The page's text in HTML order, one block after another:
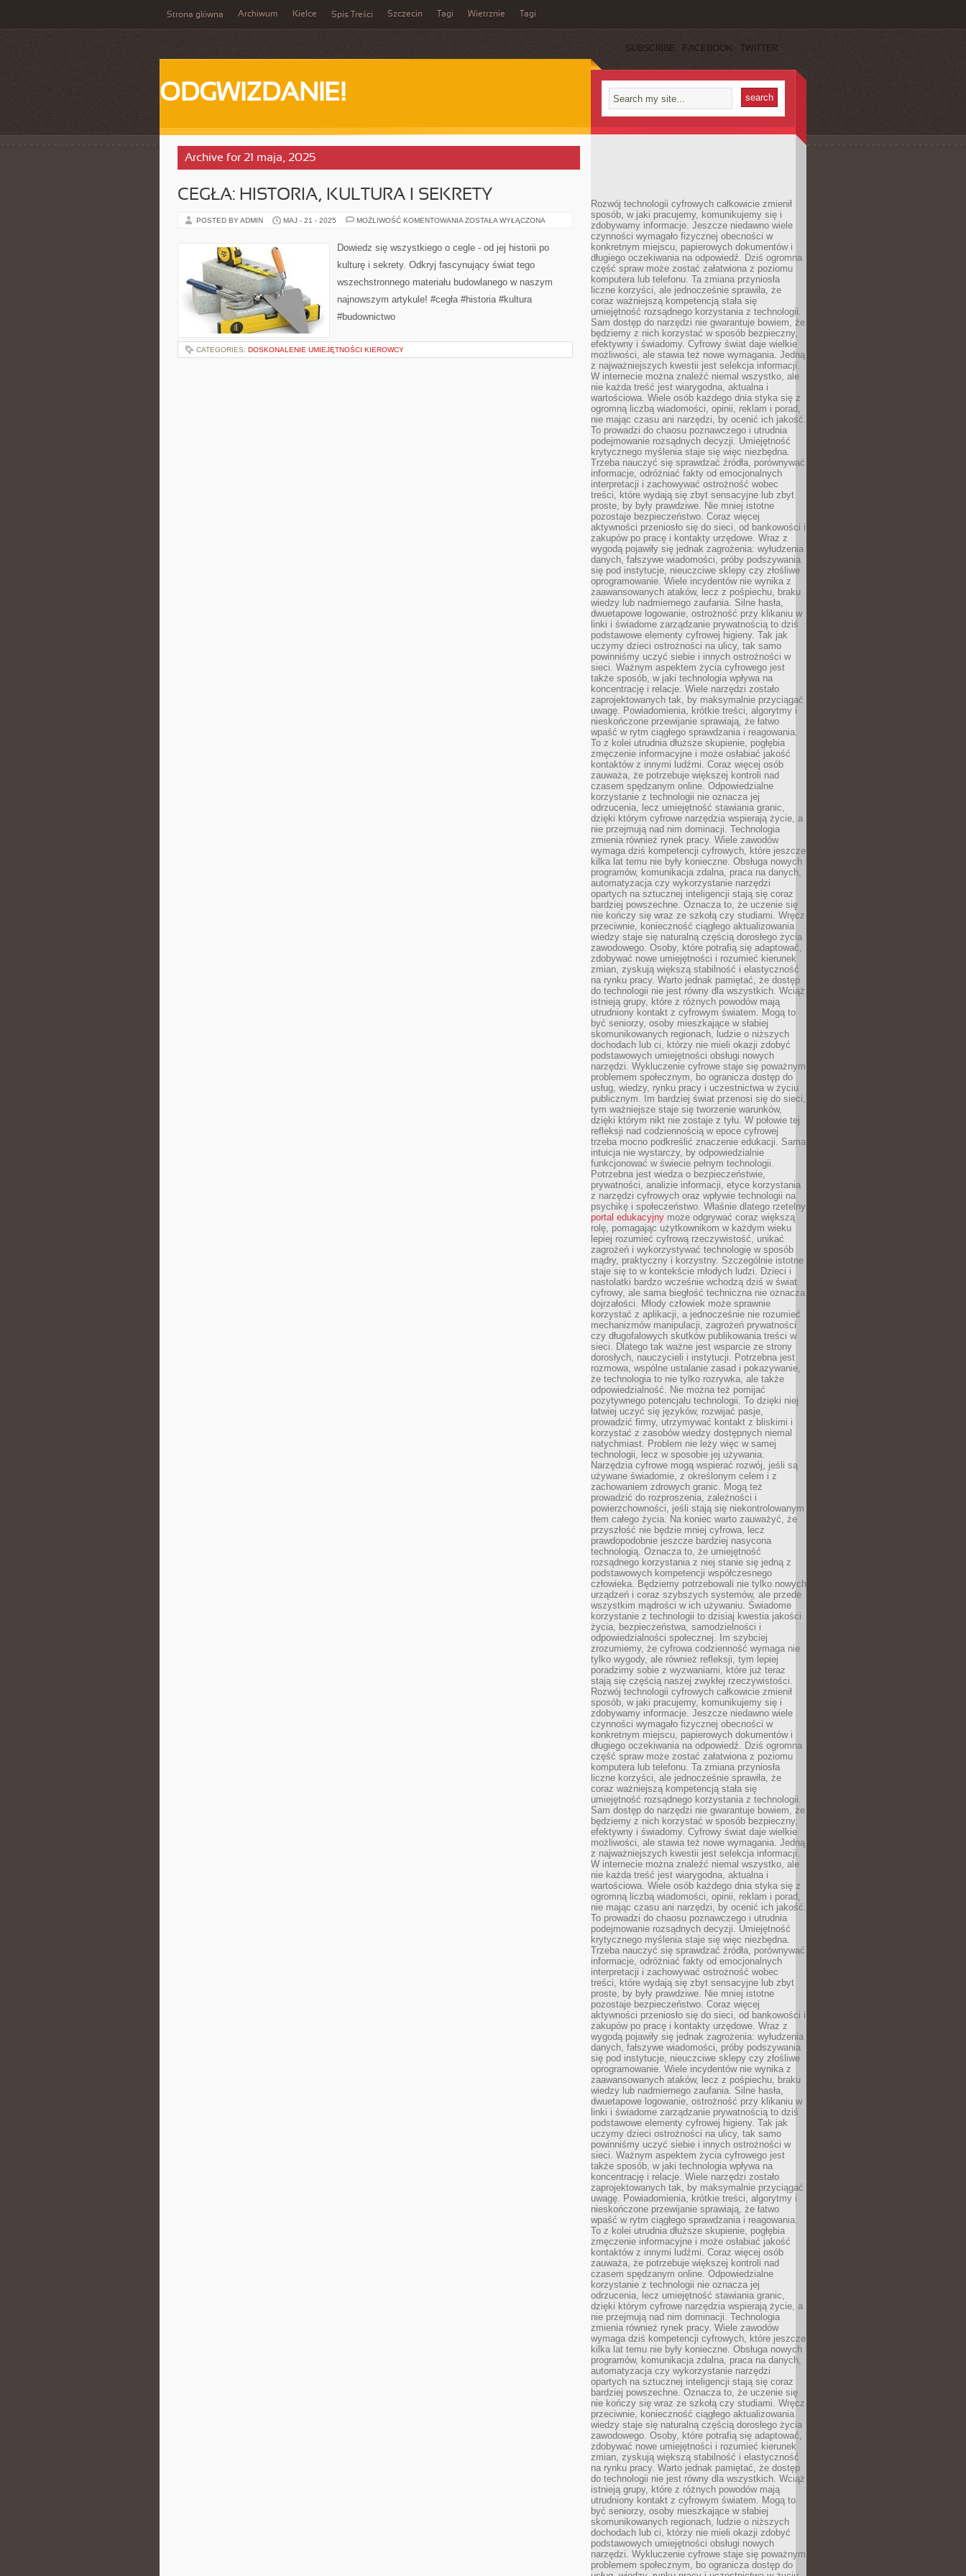
Strona główna Archiwum Kielce Spis Treści Szczecin Tagi Wietrznie Tagi
SUBSCRIBE FACEBOOK TWITTER
ODGWIZDANIE!
Archive for 21 maja, 2025
CEGŁA: HISTORIA, KULTURA I SEKRETY
POSTED BY ADMIN MAJ - 21 - 2025 MOŻLIWOŚĆ KOMENTOWANIA CEGŁA:
SEKRETY
ZOSTAŁA WYŁĄCZONA
Dowiedz się wszystkiego o cegle - od jej historii po
kulturę i sekrety. Odkryj fascynujący świat tego
wszechstronnego materiału budowlanego w naszym
najnowszym artykule! #cegła #historia #kultura
#budownictwo
CATEGORIES: DOSKONALENIE UMIEJĘTNOŚCI KIEROWCY
Rozwój technologii cyfrowych całkowicie zmienił
sposób, w jaki pracujemy, komunikujemy się i
zdobywamy informacje. Jeszcze niedawno wiele
czynności wymagało fizycznej obecności w
konkretnym miejscu, papierowych dokumentów i
długiego oczekiwania na odpowiedź. Dziś ogromna
część spraw może zostać załatwiona z poziomu
komputera lub telefonu. Ta zmiana przyniosła
liczne korzyści, ale jednocześnie sprawiła, że
coraz ważniejszą kompetencją stała się
umiejętność rozsądnego korzystania z technologii.
Sam dostęp do narzędzi nie gwarantuje bowiem, że
będziemy z nich korzystać w sposób bezpieczny,
efektywny i świadomy. Cyfrowy świat daje wielkie
możliwości, ale stawia też nowe wymagania. Jedną
z najważniejszych kwestii jest selekcja informacji.
W internecie można znaleźć niemal wszystko, ale
nie każda treść jest wiarygodna, aktualna i
wartościowa. Wiele osób każdego dnia styka się z
ogromną liczbą wiadomości, opinii, reklam i porad,
nie mając czasu ani narzędzi, by ocenić ich jakość.
To prowadzi do chaosu poznawczego i utrudnia
podejmowanie rozsądnych decyzji. Umiejętność
krytycznego myślenia staje się więc niezbędna.
Trzeba nauczyć się sprawdzać źródła, porównywać
informacje, odróżniać fakty od emocjonalnych
interpretacji i zachowywać ostrożność wobec
treści, które wydają się zbyt sensacyjne lub zbyt
proste, by były prawdziwe. Nie mniej istotne
pozostaje bezpieczeństwo. Coraz więcej
aktywności przeniosło się do sieci, od bankowości i
zakupów po pracę i kontakty urzędowe. Wraz z
wygodą pojawiły się jednak zagrożenia: wyłudzenia
danych, fałszywe wiadomości, próby podszywania
się pod instytucje, nieuczciwe sklepy czy złośliwe
oprogramowanie. Wiele incydentów nie wynika z
zaawansowanych ataków, lecz z pośpiechu, braku
wiedzy lub nadmiernego zaufania. Silne hasła,
dwuetapowe logowanie, ostrożność przy klikaniu w
linki i świadome zarządzanie prywatnością to dziś
podstawowe elementy cyfrowej higieny. Tak jak
uczymy dzieci ostrożności na ulicy, tak samo
powinniśmy uczyć siebie i innych ostrożności w
sieci. Ważnym aspektem życia cyfrowego jest
także sposób, w jaki technologia wpływa na
koncentrację i relacje. Wiele narzędzi zostało
zaprojektowanych tak, by maksymalnie przyciągać
uwagę. Powiadomienia, krótkie treści, algorytmy i
nieskończone przewijanie sprawiają, że łatwo
wpaść w rytm ciągłego sprawdzania i reagowania.
To z kolei utrudnia dłuższe skupienie, pogłębia
zmęczenie informacyjne i może osłabiać jakość
kontaktów z innymi ludźmi. Coraz więcej osób
zauważa, że potrzebuje większej kontroli nad
czasem spędzanym online. Odpowiedzialne
korzystanie z technologii nie oznacza jej
odrzucenia, lecz umiejętność stawiania granic,
dzięki którym cyfrowe narzędzia wspierają życie, a
nie przejmują nad nim dominacji. Technologia
zmienia również rynek pracy. Wiele zawodów
wymaga dziś kompetencji cyfrowych, które jeszcze
kilka lat temu nie były konieczne. Obsługa nowych
programów, komunikacja zdalna, praca na danych,
automatyzacja czy wykorzystanie narzędzi
opartych na sztucznej inteligencji stają się coraz
bardziej powszechne. Oznacza to, że uczenie się
nie kończy się wraz ze szkołą czy studiami. Wręcz
przeciwnie, konieczność ciągłego aktualizowania
wiedzy staje się naturalną częścią dorosłego życia
zawodowego. Osoby, które potrafią się adaptować,
zdobywać nowe umiejętności i rozumieć kierunek
zmian, zyskują większą stabilność i elastyczność
na rynku pracy. Warto jednak pamiętać, że dostęp
do technologii nie jest równy dla wszystkich. Wciąż
istnieją grupy, które z różnych powodów mają
utrudniony kontakt z cyfrowym światem. Mogą to
być seniorzy, osoby mieszkające w słabiej
skomunikowanych regionach, ludzie o niższych
dochodach lub ci, którzy nie mieli okazji zdobyć
podstawowych umiejętności obsługi nowych
narzędzi. Wykluczenie cyfrowe staje się poważnym
problemem społecznym, bo ogranicza dostęp do
usług, wiedzy, rynku pracy i uczestnictwa w życiu
publicznym. Im bardziej świat przenosi się do sieci,
tym ważniejsze staje się tworzenie warunków,
dzięki którym nikt nie zostaje z tyłu. W połowie tej
refleksji nad codziennością w epoce cyfrowej
trzeba mocno podkreślić znaczenie edukacji. Sama
intuicja nie wystarczy, by odpowiedzialnie
funkcjonować w świecie pełnym technologii.
Potrzebna jest wiedza o bezpieczeństwie,
prywatności, analizie informacji, etyce korzystania
z narzędzi cyfrowych oraz wpływie technologii na
psychikę i społeczeństwo. Właśnie dlatego rzetelny
portal edukacyjny może odgrywać coraz większą
rolę, pomagając użytkownikom w każdym wieku
lepiej rozumieć cyfrową rzeczywistość, unikać
zagrożeń i wykorzystywać technologię w sposób
mądry, praktyczny i korzystny. Szczególnie istotne
staje się to w kontekście młodych ludzi. Dzieci i
nastolatki bardzo wcześnie wchodzą dziś w świat
cyfrowy, ale sama biegłość techniczna nie oznacza
dojrzałości. Młody człowiek może sprawnie
korzystać z aplikacji, a jednocześnie nie rozumieć
mechanizmów manipulacji, zagrożeń prywatności
czy długofalowych skutków publikowania treści w
sieci. Dlatego tak ważne jest wsparcie ze strony
dorosłych, nauczycieli i instytucji. Potrzebna jest
rozmowa, wspólne ustalanie zasad i pokazywanie,
że technologia to nie tylko rozrywka, ale także
odpowiedzialność. Nie można też pomijać
pozytywnego potencjału technologii. To dzięki niej
łatwiej uczyć się języków, rozwijać pasje,
prowadzić firmy, utrzymywać kontakt z bliskimi i
korzystać z zasobów wiedzy dostępnych niemal
natychmiast. Problem nie leży więc w samej
technologii, lecz w sposobie jej używania.
Narzędzia cyfrowe mogą wspierać rozwój, jeśli są
używane świadomie, z określonym celem i z
zachowaniem zdrowych granic. Mogą też
prowadzić do rozproszenia, zależności i
powierzchowności, jeśli stają się niekontrolowanym
tłem całego życia. Na koniec warto zauważyć, że
przyszłość nie będzie mniej cyfrowa, lecz
prawdopodobnie jeszcze bardziej nasycona
technologią. Oznacza to, że umiejętność
rozsądnego korzystania z niej stanie się jedną z
podstawowych kompetencji współczesnego
człowieka. Będziemy potrzebowali nie tylko nowych
urządzeń i coraz szybszych systemów, ale przede
wszystkim mądrości w ich używaniu. Świadome
korzystanie z technologii to dzisiaj kwestia jakości
życia, bezpieczeństwa, samodzielności i
odpowiedzialności społecznej. Im szybciej
zrozumiemy, że cyfrowa codzienność wymaga nie
tylko wygody, ale również refleksji, tym lepiej
poradzimy sobie z wyzwaniami, które już teraz
stają się częścią naszej zwykłej rzeczywistości.
Rozwój technologii cyfrowych całkowicie zmienił
sposób, w jaki pracujemy, komunikujemy się i
zdobywamy informacje. Jeszcze niedawno wiele
czynności wymagało fizycznej obecności w
konkretnym miejscu, papierowych dokumentów i
długiego oczekiwania na odpowiedź. Dziś ogromna
część spraw może zostać załatwiona z poziomu
komputera lub telefonu. Ta zmiana przyniosła
liczne korzyści, ale jednocześnie sprawiła, że
coraz ważniejszą kompetencją stała się
umiejętność rozsądnego korzystania z technologii.
Sam dostęp do narzędzi nie gwarantuje bowiem, że
będziemy z nich korzystać w sposób bezpieczny,
efektywny i świadomy. Cyfrowy świat daje wielkie
możliwości, ale stawia też nowe wymagania. Jedną
z najważniejszych kwestii jest selekcja informacji.
W internecie można znaleźć niemal wszystko, ale
nie każda treść jest wiarygodna, aktualna i
wartościowa. Wiele osób każdego dnia styka się z
ogromną liczbą wiadomości, opinii, reklam i porad,
nie mając czasu ani narzędzi, by ocenić ich jakość.
To prowadzi do chaosu poznawczego i utrudnia
podejmowanie rozsądnych decyzji. Umiejętność
krytycznego myślenia staje się więc niezbędna.
Trzeba nauczyć się sprawdzać źródła, porównywać
informacje, odróżniać fakty od emocjonalnych
interpretacji i zachowywać ostrożność wobec
treści, które wydają się zbyt sensacyjne lub zbyt
proste, by były prawdziwe. Nie mniej istotne
pozostaje bezpieczeństwo. Coraz więcej
aktywności przeniosło się do sieci, od bankowości i
zakupów po pracę i kontakty urzędowe. Wraz z
wygodą pojawiły się jednak zagrożenia: wyłudzenia
danych, fałszywe wiadomości, próby podszywania
się pod instytucje, nieuczciwe sklepy czy złośliwe
oprogramowanie. Wiele incydentów nie wynika z
zaawansowanych ataków, lecz z pośpiechu, braku
wiedzy lub nadmiernego zaufania. Silne hasła,
dwuetapowe logowanie, ostrożność przy klikaniu w
linki i świadome zarządzanie prywatnością to dziś
podstawowe elementy cyfrowej higieny. Tak jak
uczymy dzieci ostrożności na ulicy, tak samo
powinniśmy uczyć siebie i innych ostrożności w
sieci. Ważnym aspektem życia cyfrowego jest
także sposób, w jaki technologia wpływa na
koncentrację i relacje. Wiele narzędzi zostało
zaprojektowanych tak, by maksymalnie przyciągać
uwagę. Powiadomienia, krótkie treści, algorytmy i
nieskończone przewijanie sprawiają, że łatwo
wpaść w rytm ciągłego sprawdzania i reagowania.
To z kolei utrudnia dłuższe skupienie, pogłębia
zmęczenie informacyjne i może osłabiać jakość
kontaktów z innymi ludźmi. Coraz więcej osób
zauważa, że potrzebuje większej kontroli nad
czasem spędzanym online. Odpowiedzialne
korzystanie z technologii nie oznacza jej
odrzucenia, lecz umiejętność stawiania granic,
dzięki którym cyfrowe narzędzia wspierają życie, a
nie przejmują nad nim dominacji. Technologia
zmienia również rynek pracy. Wiele zawodów
wymaga dziś kompetencji cyfrowych, które jeszcze
kilka lat temu nie były konieczne. Obsługa nowych
programów, komunikacja zdalna, praca na danych,
automatyzacja czy wykorzystanie narzędzi
opartych na sztucznej inteligencji stają się coraz
bardziej powszechne. Oznacza to, że uczenie się
nie kończy się wraz ze szkołą czy studiami. Wręcz
przeciwnie, konieczność ciągłego aktualizowania
wiedzy staje się naturalną częścią dorosłego życia
zawodowego. Osoby, które potrafią się adaptować,
zdobywać nowe umiejętności i rozumieć kierunek
zmian, zyskują większą stabilność i elastyczność
na rynku pracy. Warto jednak pamiętać, że dostęp
do technologii nie jest równy dla wszystkich. Wciąż
istnieją grupy, które z różnych powodów mają
utrudniony kontakt z cyfrowym światem. Mogą to
być seniorzy, osoby mieszkające w słabiej
skomunikowanych regionach, ludzie o niższych
dochodach lub ci, którzy nie mieli okazji zdobyć
podstawowych umiejętności obsługi nowych
narzędzi. Wykluczenie cyfrowe staje się poważnym
problemem społecznym, bo ogranicza dostęp do